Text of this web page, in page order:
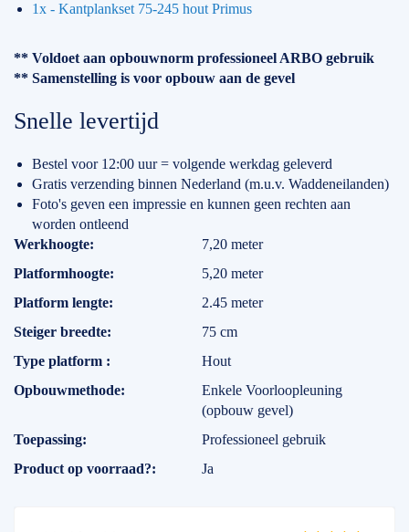
1x - Kantplankset 75-245 hout Primus
** Voldoet aan opbouwnorm professioneel ARBO gebruik
** Samenstelling is voor opbouw aan de gevel
Snelle levertijd
Bestel voor 12:00 uur = volgende werkdag geleverd
Gratis verzending binnen Nederland (m.u.v. Waddeneilanden)
Foto's geven een impressie en kunnen geen rechten aan
worden ontleend
Specificaties
Werkhoogte
7,20 meter
Platformhoogte
5,20 meter
Platform lengte
2.45 meter
Steiger breedte
75 cm
Type platform
Hout
Opbouwmethode
Enkele Voorloopleuning
(opbouw gevel)
Toepassing
Professioneel gebruik
Product op voorraad?
Ja